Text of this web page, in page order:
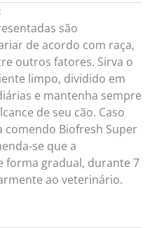
são
de acordo com raça,
outros fatores. Sirva o
limpo, dividido em
e mantenha sempre
de seu cão. Caso
comendo Biofresh Super
se que a
forma gradual, durante 7
ao veterinário.